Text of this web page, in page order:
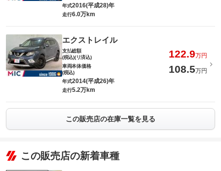
年式2016(平成28)年
走行6.0万km
エクストレイル
支払総額
(税込)(リ済込)
122.9万円
車両本体価格
(税込)
108.5万円
年式2014(平成26)年
走行5.2万km
この販売店の在庫一覧を見る
この販売店の新着車種